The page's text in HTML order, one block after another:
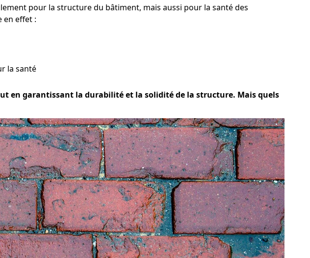
pour la structure du bâtiment, mais aussi pour la santé des
en effet :
la santé
en garantissant la durabilité et la solidité de la structure. Mais quels